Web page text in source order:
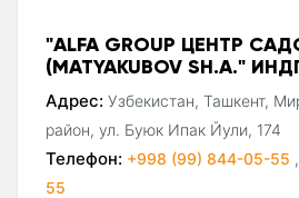
"ALFA GROUP ЦЕНТР
(MATYAKUBOV SH.A."
Адрес: Узбекистан, Ташкент,
район, ул. Буюк Ипак Йули, 174
Телефон: +998 (99) 844-05-55 ,
55